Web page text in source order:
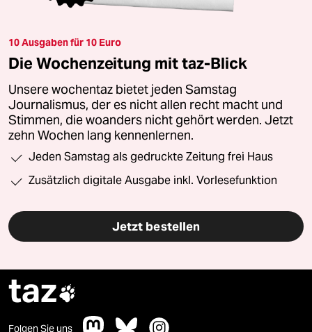
10 Ausgaben für 10 Euro
Die Wochenzeitung mit taz-Blick
Unsere wochentaz bietet jeden Samstag
Journalismus, der es nicht allen recht macht und
Stimmen, die woanders nicht gehört werden. Jetzt
zehn Wochen lang kennenlernen.
Jeden Samstag als gedruckte Zeitung frei Haus
Zusätzlich digitale Ausgabe inkl. Vorlesefunktion
Jetzt bestellen
taz
Folgen Sie uns